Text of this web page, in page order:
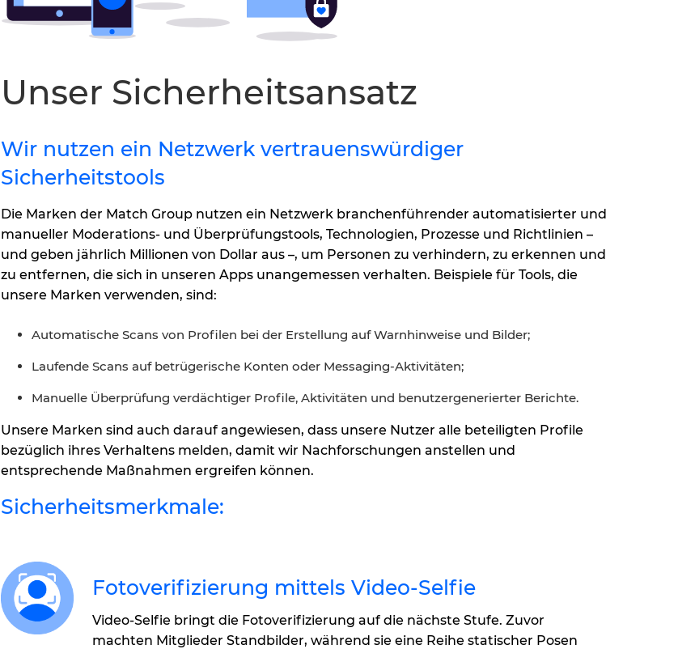
Unser Sicherheitsansatz
Wir nutzen ein Netzwerk vertrauenswürdiger
Sicherheitstools
Die Marken der Match Group nutzen ein Netzwerk branchenführender automatisierter und
manueller Moderations- und Überprüfungstools, Technologien, Prozesse und Richtlinien –
und geben jährlich Millionen von Dollar aus –, um Personen zu verhindern, zu erkennen und
zu entfernen, die sich in unseren Apps unangemessen verhalten. Beispiele für Tools, die
unsere Marken verwenden, sind:
Automatische Scans von Profilen bei der Erstellung auf Warnhinweise und Bilder;
Laufende Scans auf betrügerische Konten oder Messaging-Aktivitäten;
Manuelle Überprüfung verdächtiger Profile, Aktivitäten und benutzergenerierter Berichte.
Unsere Marken sind auch darauf angewiesen, dass unsere Nutzer alle beteiligten Profile
bezüglich ihres Verhaltens melden, damit wir Nachforschungen anstellen und
entsprechende Maßnahmen ergreifen können.
Sicherheitsmerkmale:
Fotoverifizierung mittels Video-Selfie
Video-Selfie bringt die Fotoverifizierung auf die nächste Stufe. Zuvor
machten Mitglieder Standbilder, während sie eine Reihe statischer Posen